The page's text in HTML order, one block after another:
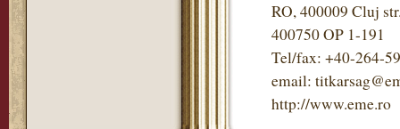
RO, 400009 Cluj
400750 OP 1-191
Tel/fax: +40-264-
email:
http://www.eme.ro